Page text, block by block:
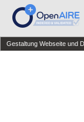
Gestaltung Webseite und